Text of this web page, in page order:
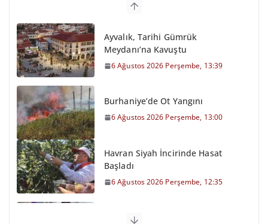
Ayvalık, Tarihi Gümrük
Meydanı’na Kavuştu
6 Ağustos 2026 Perşembe, 13:39
Burhaniye’de Ot Yangını
6 Ağustos 2026 Perşembe, 13:00
Havran Siyah İncirinde Hasat
Başladı
6 Ağustos 2026 Perşembe, 12:35
Otomobil Şarampole Devrildi